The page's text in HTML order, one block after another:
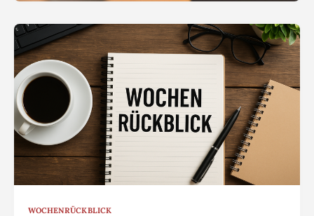
WOCHENRÜCKBLICK